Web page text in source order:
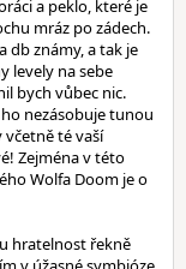
a peklo, které je
mráz po zádech.
db známy, a tak je
levely na sebe
bych vůbec nic.
nezásobuje tunou
té vaší
Zejména v této
Wolfa Doom je o
hratelnost řekně